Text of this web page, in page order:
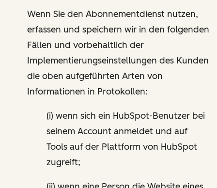
Wenn Sie den Abonnementdienst nutzen,
erfassen und speichern wir in den folgenden
Fällen und vorbehaltlich der
Implementierungseinstellungen des Kunden
die oben aufgeführten Arten von
Informationen in Protokollen:
(i) wenn sich ein HubSpot-Benutzer bei
seinem Account anmeldet und auf
Tools auf der Plattform von HubSpot
zugreift;